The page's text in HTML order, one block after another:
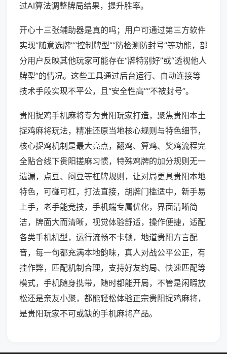
过AI算法调整牌局结果，提升胜率。
开心十三张辅助器是真的吗；用户可通过第三方软件
实现“随意选牌”“控制牌型”“防检测防封号”等功能，部
分用户反映其他玩家可能存在“牌特别好”或“透视他人
牌型”的情况。这些工具通过后台运行、自动连接等
技术手段实现不平公，且“安全性高”“不被封号”。
贵阳捉鸡手机麻将专为贵阳玩家打造，聚焦贵阳本土
捉鸡麻将玩法，精准还原当地核心规则与特色细节，
核心捉鸡机制是最大亮点，翻鸡、算鸡、奖鸡流程完
全贴合线下贵阳搓麻习惯，特殊鸡牌的加分规则无一
遗漏，点豆、闷豆等杠牌规则，让对局更具贵阳本地
特色，可碰可杠，打法直接，胡牌门槛适中，新手易
上手，老手能竞技，手机端专属优化，界面清晰简
洁，牌面大而清晰，视觉体验舒适，操作便捷，适配
各类手机机型，运行流畅不卡顿，地道贵阳方言配
音，每一句都充满本地韵味，真人对战公平公正，有
挂作弊，匹配机制合理，支持好友约局、快速匹配等
模式，手机随身携带，随时都能开局，不管是闲暇放
松还是亲友小聚，都能轻松体验正宗贵阳捉鸡麻将，
是贵阳玩家不可或缺的手机麻将产品。